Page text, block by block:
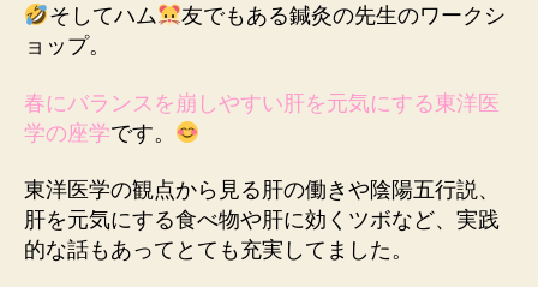
そしてハム
友でもある鍼灸の先生のワークシ
ョップ。
春にバランスを崩しやすい肝を元気にする東洋医
学の座学です。
東洋医学の観点から見る肝の働きや陰陽五行説、
肝を元気にする食べ物や肝に効くツボなど、実践
的な話もあってとても充実してました。